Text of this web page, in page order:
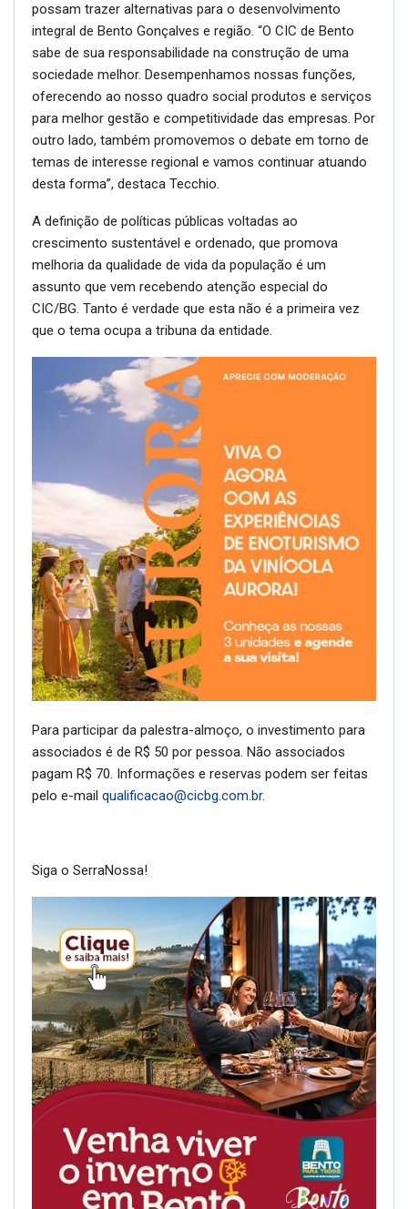
possam trazer alternativas para o desenvolvimento
integral de Bento Gonçalves e região. “O CIC de Bento
sabe de sua responsabilidade na construção de uma
sociedade melhor. Desempenhamos nossas funções,
oferecendo ao nosso quadro social produtos e serviços
para melhor gestão e competitividade das empresas. Por
outro lado, também promovemos o debate em torno de
temas de interesse regional e vamos continuar atuando
desta forma”, destaca Tecchio.
A definição de políticas públicas voltadas ao
crescimento sustentável e ordenado, que promova
melhoria da qualidade de vida da população é um
assunto que vem recebendo atenção especial do
CIC/BG. Tanto é verdade que esta não é a primeira vez
que o tema ocupa a tribuna da entidade.
Para participar da palestra-almoço, o investimento para
associados é de R$ 50 por pessoa. Não associados
pagam R$ 70. Informações e reservas podem ser feitas
pelo e-mail qualificacao@cicbg.com.br.
Siga o SerraNossa!